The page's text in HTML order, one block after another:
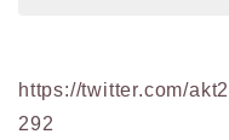
https://twitter.com/
292